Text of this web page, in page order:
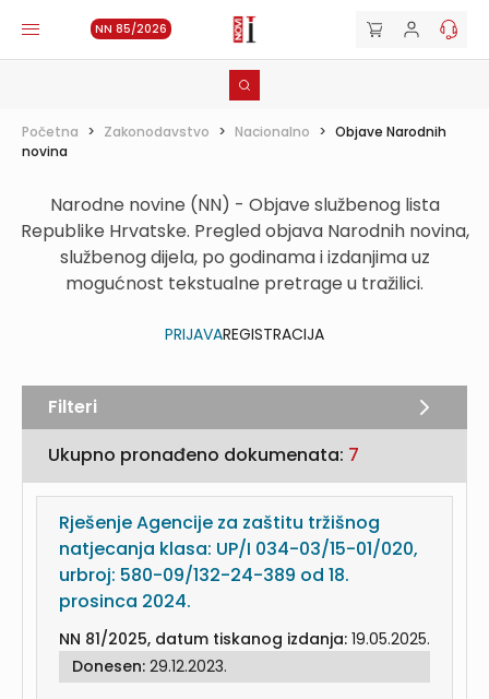
NN 85/2026
Početna > Zakonodavstvo > Nacionalno > Objave Narodnih
novina
Narodne novine (NN) - Objave službenog lista
Republike Hrvatske. Pregled objava Narodnih novina,
službenog dijela, po godinama i izdanjima uz
mogućnost tekstualne pretrage u tražilici.
PRIJAVAREGISTRACIJA
Ukupno pronađeno dokumenata: 7
Rješenje Agencije za zaštitu tržišnog
natjecanja klasa: UP/I 034-03/15-01/020,
urbroj: 580-09/132-24-389 od 18.
prosinca 2024.
NN 81/2025, datum tiskanog izdanja: 19.05.2025.
Donesen: 29.12.2023.
Filteri